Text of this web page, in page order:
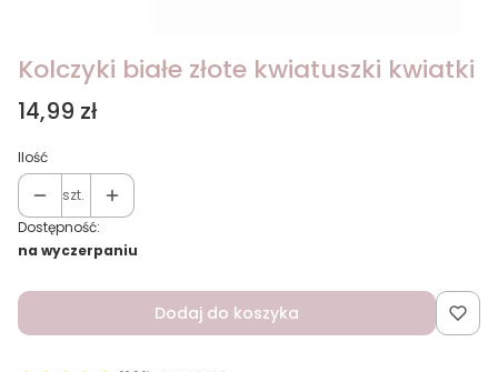
Kolczyki białe złote kwiatuszki kwiatki
Cena
14,99 zł
Ilość
szt.
Dostępność:
na wyczerpaniu
Dodaj do koszyka